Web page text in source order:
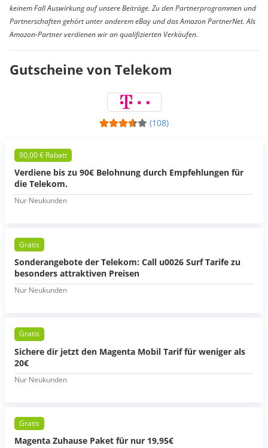
keinem Fall Auswirkung auf unsere Beiträge. Zu den Partnerprogrammen und
Partnerschaften gehört unter anderem eBay und das Amazon PartnerNet. Als
Amazon-Partner verdienen wir an qualifizierten Verkäufen.
Gutscheine von Telekom
(108)
90,00 € Rabatt
Verdiene bis zu 90€ Belohnung durch Empfehlungen für
die Telekom.
Nur Neukunden
Gratis
Sonderangebote der Telekom: Call u0026 Surf Tarife zu
besonders attraktiven Preisen
Nur Neukunden
Gratis
Sichere dir jetzt den Magenta Mobil Tarif für weniger als
20€
Nur Neukunden
Gratis
Magenta Zuhause Paket für nur 19,95€